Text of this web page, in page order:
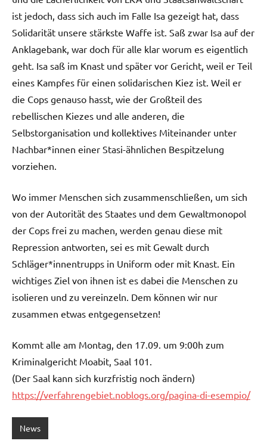
ist jedoch, dass sich auch im Falle Isa gezeigt hat, dass
Solidarität unsere stärkste Waffe ist. Saß zwar Isa auf der
Anklagebank, war doch für alle klar worum es eigentlich
geht. Isa saß im Knast und später vor Gericht, weil er Teil
eines Kampfes für einen solidarischen Kiez ist. Weil er
die Cops genauso hasst, wie der Großteil des
rebellischen Kiezes und alle anderen, die
Selbstorganisation und kollektives Miteinander unter
Nachbar*innen einer Stasi-ähnlichen Bespitzelung
vorziehen.
Wo immer Menschen sich zusammenschließen, um sich
von der Autorität des Staates und dem Gewaltmonopol
der Cops frei zu machen, werden genau diese mit
Repression antworten, sei es mit Gewalt durch
Schläger*innentrupps in Uniform oder mit Knast. Ein
wichtiges Ziel von ihnen ist es dabei die Menschen zu
isolieren und zu vereinzeln. Dem können wir nur
zusammen etwas entgegensetzen!
Kommt alle am Montag, den 17.09. um 9:00h zum
Kriminalgericht Moabit, Saal 101.
(Der Saal kann sich kurzfristig noch ändern)
https://verfahrengebiet.noblogs.org/pagina-di-esempio/
News